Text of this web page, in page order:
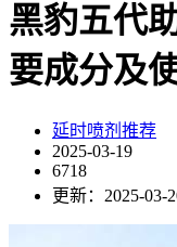
黑豹五代
要成分及
延时喷剂推荐
2025-03-19
6718
更新：2025-03-